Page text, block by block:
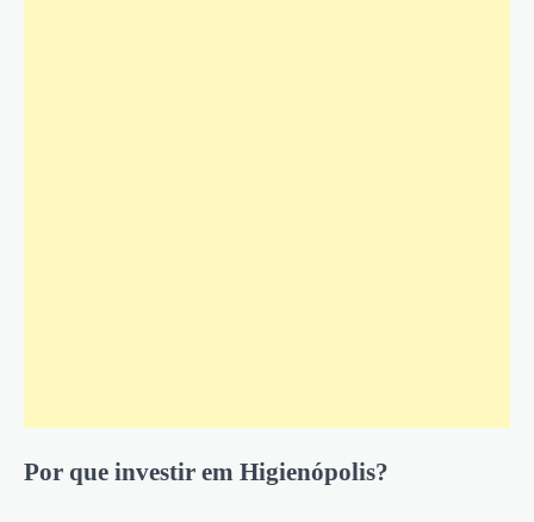
Por que investir em Higienópolis?